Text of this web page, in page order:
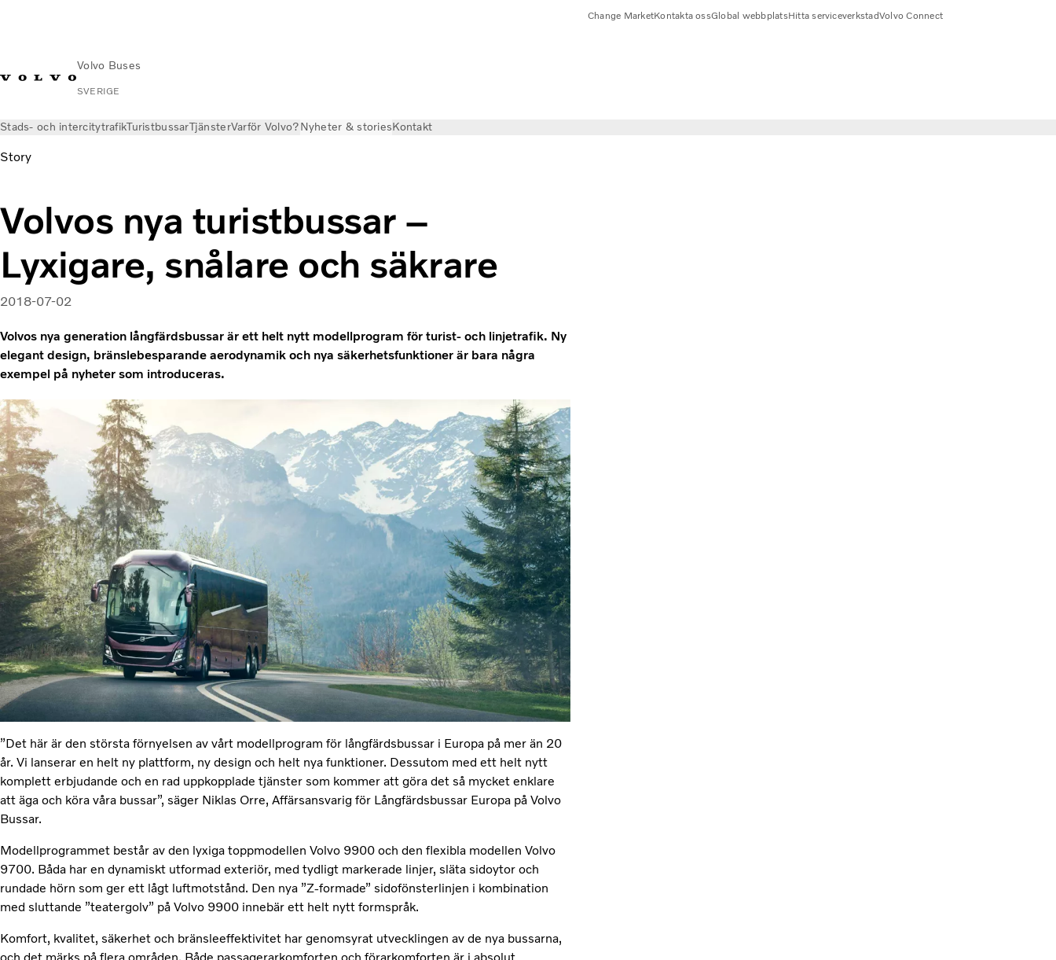
Volvo Buses
SVERIGE
Change MarketKontakta ossGlobal webbplatsHitta serviceverkstadVolvo Connect
Stads- och intercitytrafikTuristbussarTjänsterVarför Volvo?Nyheter & storiesKontakt
Story
Volvos nya turistbussar –
Lyxigare, snålare och säkrare
2018-07-02
Volvos nya generation långfärdsbussar är ett helt nytt modellprogram för turist- och linjetrafik. Ny
elegant design, bränslebesparande aerodynamik och nya säkerhetsfunktioner är bara några
exempel på nyheter som introduceras.
”Det här är den största förnyelsen av vårt modellprogram för långfärdsbussar i Europa på mer än 20
år. Vi lanserar en helt ny plattform, ny design och helt nya funktioner. Dessutom med ett helt nytt
komplett erbjudande och en rad uppkopplade tjänster som kommer att göra det så mycket enklare
att äga och köra våra bussar”, säger Niklas Orre, Affärsansvarig för Långfärdsbussar Europa på Volvo
Bussar.
Modellprogrammet består av den lyxiga toppmodellen Volvo 9900 och den flexibla modellen Volvo
9700. Båda har en dynamiskt utformad exteriör, med tydligt markerade linjer, släta sidoytor och
rundade hörn som ger ett lågt luftmotstånd. Den nya ”Z-formade” sidofönsterlinjen i kombination
med sluttande ”teatergolv” på Volvo 9900 innebär ett helt nytt formspråk.
Komfort, kvalitet, säkerhet och bränsleeffektivitet har genomsyrat utvecklingen av de nya bussarna,